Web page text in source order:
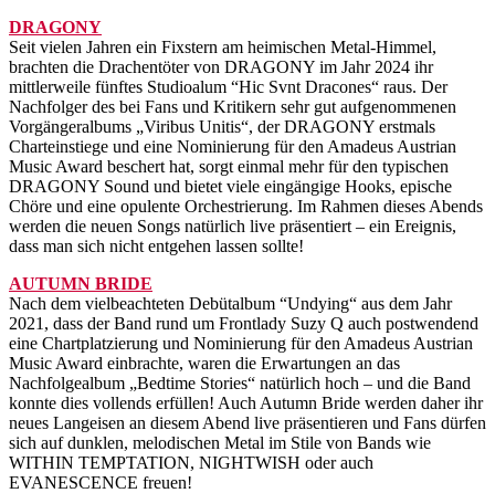
DRAGONY
Seit vielen Jahren ein Fixstern am heimischen Metal-Himmel,
brachten die Drachentöter von DRAGONY im Jahr 2024 ihr
mittlerweile fünftes Studioalum “Hic Svnt Dracones“ raus. Der
Nachfolger des bei Fans und Kritikern sehr gut aufgenommenen
Vorgängeralbums „Viribus Unitis“, der DRAGONY erstmals
Charteinstiege und eine Nominierung für den Amadeus Austrian
Music Award beschert hat, sorgt einmal mehr für den typischen
DRAGONY Sound und bietet viele eingängige Hooks, epische
Chöre und eine opulente Orchestrierung. Im Rahmen dieses Abends
werden die neuen Songs natürlich live präsentiert – ein Ereignis,
dass man sich nicht entgehen lassen sollte!
AUTUMN BRIDE
Nach dem vielbeachteten Debütalbum “Undying“ aus dem Jahr
2021, dass der Band rund um Frontlady Suzy Q auch postwendend
eine Chartplatzierung und Nominierung für den Amadeus Austrian
Music Award einbrachte, waren die Erwartungen an das
Nachfolgealbum „Bedtime Stories“ natürlich hoch – und die Band
konnte dies vollends erfüllen! Auch Autumn Bride werden daher ihr
neues Langeisen an diesem Abend live präsentieren und Fans dürfen
sich auf dunklen, melodischen Metal im Stile von Bands wie
WITHIN TEMPTATION, NIGHTWISH oder auch
EVANESCENCE freuen!